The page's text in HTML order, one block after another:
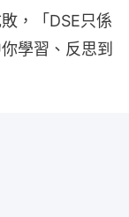
，「DSE只係
學習、反思到